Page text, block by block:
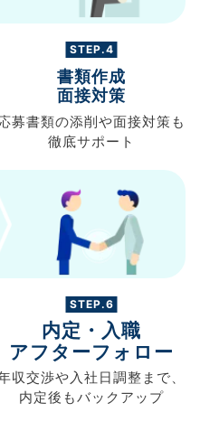
STEP.4
書類作成
面接対策
募書類の添削や面接対策も
徹底サポート
STEP.6
内定・入職
アフターフォロー
収交渉や入社日調整まで、
内定後もバックアップ